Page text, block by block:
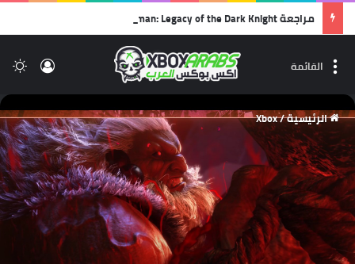
القائمة
الرئيسية/
Xbox